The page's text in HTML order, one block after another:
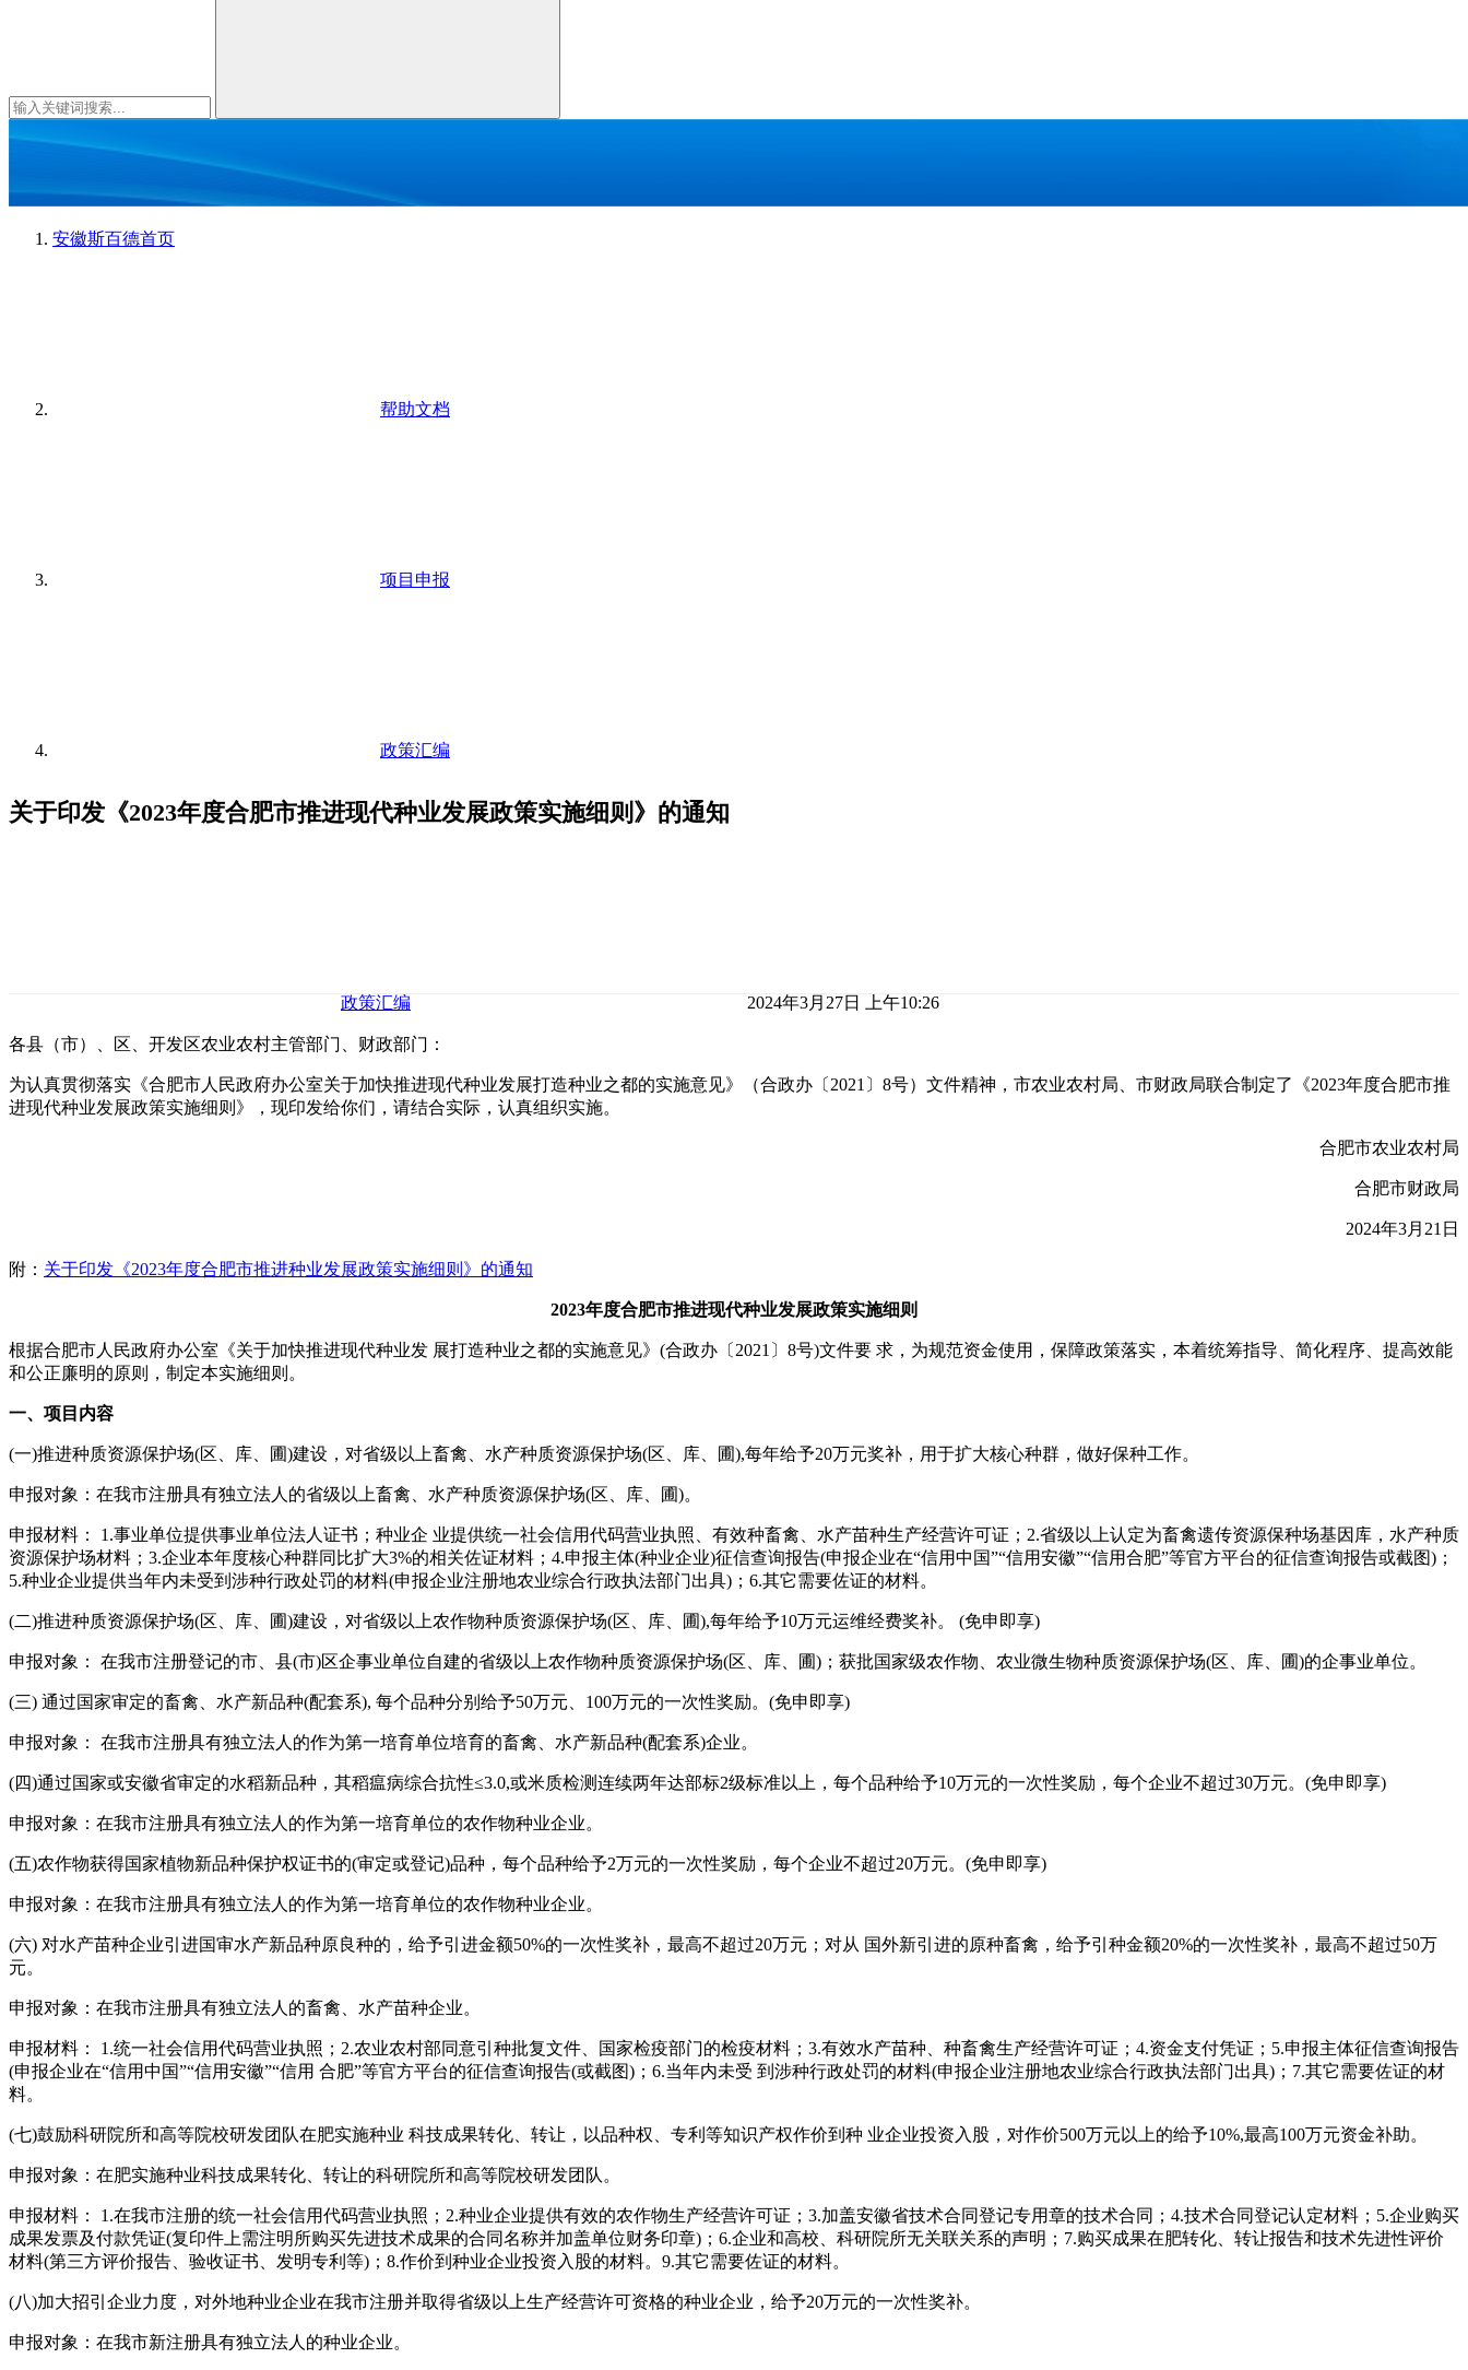
安徽斯百德首页
帮助文档
项目申报
政策汇编
关于印发《2023年度合肥市推进现代种业发展政策实施细则》的通知
政策汇编 2024年3月27日 上午10:26
各县（市）、区、开发区农业农村主管部门、财政部门：
为认真贯彻落实《合肥市人民政府办公室关于加快推进现代种业发展打造种业之都的实施意见》（合政办〔2021〕8号）文件精神，市农业农村局、市财政局联合制定了《2023年度合肥市推
进现代种业发展政策实施细则》，现印发给你们，请结合实际，认真组织实施。
合肥市农业农村局
合肥市财政局
2024年3月21日
附： 关于印发《2023年度合肥市推进种业发展政策实施细则》的通知
2023年度合肥市推进现代种业发展政策实施细则
根据合肥市人民政府办公室《关于加快推进现代种业发 展打造种业之都的实施意见》(合政办〔2021〕8号)文件要 求，为规范资金使用，保障政策落实，本着统筹指导、简化程序、提高效能
和公正廉明的原则，制定本实施细则。
一、项目内容
(一)推进种质资源保护场(区、库、圃)建设，对省级以上畜禽、水产种质资源保护场(区、库、圃),每年给予20万元奖补，用于扩大核心种群，做好保种工作。
申报对象：在我市注册具有独立法人的省级以上畜禽、水产种质资源保护场(区、库、圃)。
申报材料： 1.事业单位提供事业单位法人证书；种业企 业提供统一社会信用代码营业执照、有效种畜禽、水产苗种生产经营许可证；2.省级以上认定为畜禽遗传资源保种场基因库，水产种质
资源保护场材料；3.企业本年度核心种群同比扩大3%的相关佐证材料；4.申报主体(种业企业)征信查询报告(申报企业在“信用中国”“信用安徽”“信用合肥”等官方平台的征信查询报告或截图)；
5.种业企业提供当年内未受到涉种行政处罚的材料(申报企业注册地农业综合行政执法部门出具)；6.其它需要佐证的材料。
(二)推进种质资源保护场(区、库、圃)建设，对省级以上农作物种质资源保护场(区、库、圃),每年给予10万元运维经费奖补。 (免申即享)
申报对象： 在我市注册登记的市、县(市)区企事业单位自建的省级以上农作物种质资源保护场(区、库、圃)；获批国家级农作物、农业微生物种质资源保护场(区、库、圃)的企事业单位。
(三) 通过国家审定的畜禽、水产新品种(配套系), 每个品种分别给予50万元、100万元的一次性奖励。(免申即享)
申报对象： 在我市注册具有独立法人的作为第一培育单位培育的畜禽、水产新品种(配套系)企业。
(四)通过国家或安徽省审定的水稻新品种，其稻瘟病综合抗性≤3.0,或米质检测连续两年达部标2级标准以上，每个品种给予10万元的一次性奖励，每个企业不超过30万元。(免申即享)
申报对象：在我市注册具有独立法人的作为第一培育单位的农作物种业企业。
(五)农作物获得国家植物新品种保护权证书的(审定或登记)品种，每个品种给予2万元的一次性奖励，每个企业不超过20万元。(免申即享)
申报对象：在我市注册具有独立法人的作为第一培育单位的农作物种业企业。
(六) 对水产苗种企业引进国审水产新品种原良种的，给予引进金额50%的一次性奖补，最高不超过20万元；对从 国外新引进的原种畜禽，给予引种金额20%的一次性奖补，最高不超过50万
元。
申报对象：在我市注册具有独立法人的畜禽、水产苗种企业。
申报材料： 1.统一社会信用代码营业执照；2.农业农村部同意引种批复文件、国家检疫部门的检疫材料；3.有效水产苗种、种畜禽生产经营许可证；4.资金支付凭证；5.申报主体征信查询报告
(申报企业在“信用中国”“信用安徽”“信用 合肥”等官方平台的征信查询报告(或截图)；6.当年内未受 到涉种行政处罚的材料(申报企业注册地农业综合行政执法部门出具)；7.其它需要佐证的材
料。
(七)鼓励科研院所和高等院校研发团队在肥实施种业 科技成果转化、转让，以品种权、专利等知识产权作价到种 业企业投资入股，对作价500万元以上的给予10%,最高100万元资金补助。
申报对象：在肥实施种业科技成果转化、转让的科研院所和高等院校研发团队。
申报材料： 1.在我市注册的统一社会信用代码营业执照；2.种业企业提供有效的农作物生产经营许可证；3.加盖安徽省技术合同登记专用章的技术合同；4.技术合同登记认定材料；5.企业购买
成果发票及付款凭证(复印件上需注明所购买先进技术成果的合同名称并加盖单位财务印章)；6.企业和高校、科研院所无关联关系的声明；7.购买成果在肥转化、转让报告和技术先进性评价
材料(第三方评价报告、验收证书、发明专利等)；8.作价到种业企业投资入股的材料。9.其它需要佐证的材料。
(八)加大招引企业力度，对外地种业企业在我市注册并取得省级以上生产经营许可资格的种业企业，给予20万元的一次性奖补。
申报对象：在我市新注册具有独立法人的种业企业。